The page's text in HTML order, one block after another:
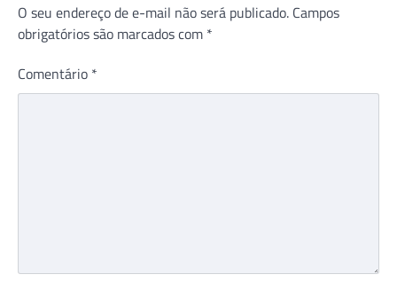
O seu endereço de e-mail não será publicado. Campos
obrigatórios são marcados com *
Comentário *